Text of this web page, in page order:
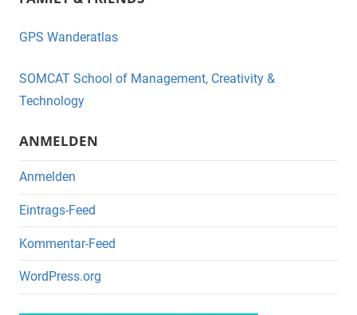
e
o
o
k
er
GPS Wanderatlas
SOMCAT School of Management, Creativity &
Technology
ANMELDEN
Anmelden
Eintrags-Feed
Kommentar-Feed
WordPress.org